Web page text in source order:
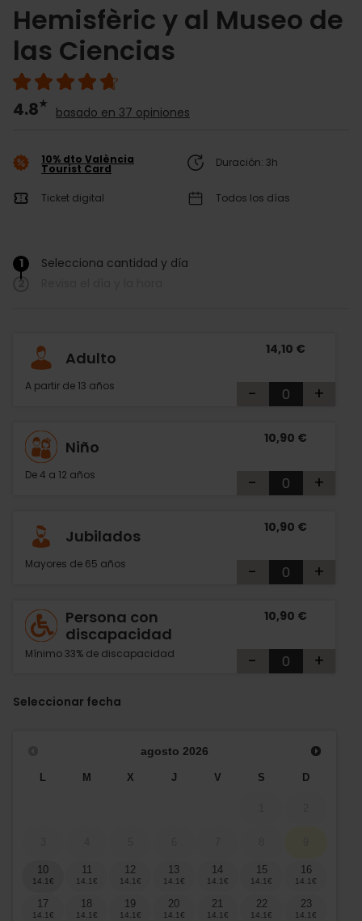
Hemisfèric y al Museo de
las Ciencias
4.8 basado en 37 opiniones
10% dto València
Tourist Card Duración: 3h
Ticket digital Todos los días
1 Selecciona cantidad y día
/
2
Adulto
A partir de 13 años
14,10 €
- +
Niño
De 4 a 12 años
10,90 €
- +
Jubilados
Mayores de 65 años
10,90 €
- +
Persona con
discapacidad
Mínimo 33% de discapacidad
10,90 €
- +
Seleccionar fecha
agosto 2026
M X J V S D
10 11 12 13 14 15 16
17 18 19 20 21 22 23